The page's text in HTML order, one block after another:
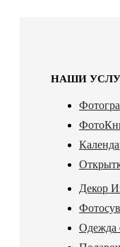
НАШИ
Декор
Одежда